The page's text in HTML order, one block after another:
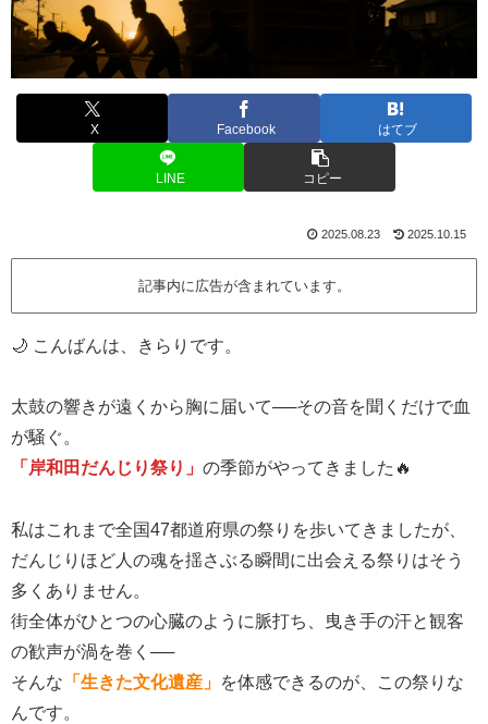
X Facebook はてブ
LINE コピー
2025.08.23 2025.10.15
記事内に広告が含まれています。
🌙 こんばんは、きらりです。
太鼓の響きが遠くから胸に届いて──その音を聞くだけで血
が騒ぐ。
「岸和田だんじり祭り」 の季節がやってきました🔥
私はこれまで全国47都道府県の祭りを歩いてきましたが、
だんじりほど人の魂を揺さぶる瞬間に出会える祭りはそう
多くありません。
街全体がひとつの心臓のように脈打ち、曳き手の汗と観客
の歓声が渦を巻く──
そんな 「生きた文化遺産」 を体感できるのが、この祭りな
んです。